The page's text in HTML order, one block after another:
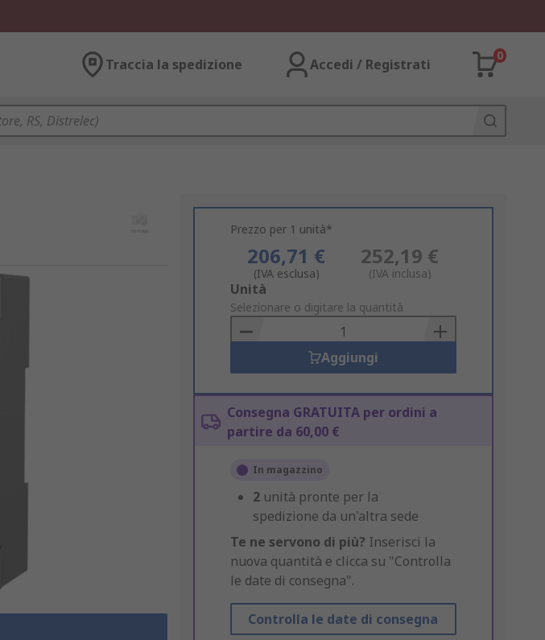
Traccia la spedizione Accedi / Registrati
0
Prezzo per 1 unità*
206,71 €
(IVA esclusa)
252,19 €
(IVA inclusa)
Add
to
Basket
Unità
Selezionare o digitare la quantità
Aggiungi
Consegna GRATUITA per ordini a
partire da 60,00 €
In magazzino
2 unità pronte per la
spedizione da un'altra sede
Te ne servono di più? Inserisci la
nuova quantità e clicca su "Controlla
le date di consegna".
Controlla le date di consegna